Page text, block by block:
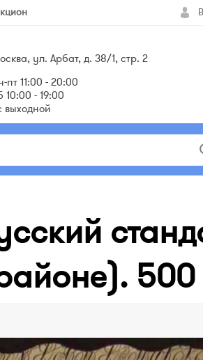
ул. Арбат, д. 38/1, стр. 2
пт 11:00 - 20:00
10:00 - 19:00
выходной